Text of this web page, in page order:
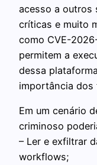
acesso a outros
críticas e muito
como CVE-
permitem a
dessa
importância dos
Em um cenário
criminoso
– Ler e exfiltrar
workflows;